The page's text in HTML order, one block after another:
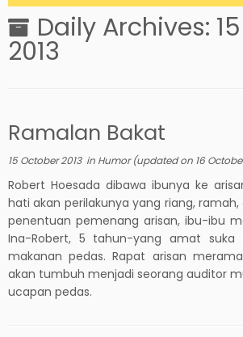
Daily Archives:
2013
Ramalan Bakat
15 October 2013in Humor(updated on 16
Robert Hoesada dibawa ibunya ke
hati akan perilakunya yang riang, ramah,
penentuan pemenang arisan, ibu-ibu
Ina-Robert, 5 tahun-yang amat
makanan pedas. Rapat arisan
akan tumbuh menjadi seorang auditor
ucapan pedas.